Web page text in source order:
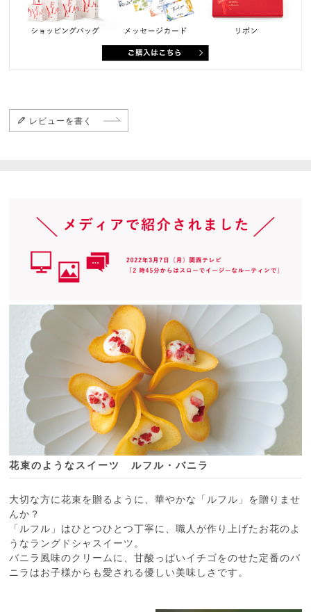
レビューを書く
花束のようなスイーツ ルフル・バニラ
大切な方に花束を贈るように、華やかな「ルフル」を贈りませ
んか？
「ルフル」はひとつひとつ丁寧に、職人が作り上げたお花のよ
うなラングドシャスイーツ。
バニラ風味のクリームに、甘酸っぱいイチゴをのせた定番のバ
ニラはお子様からも愛される優しい美味しさです。